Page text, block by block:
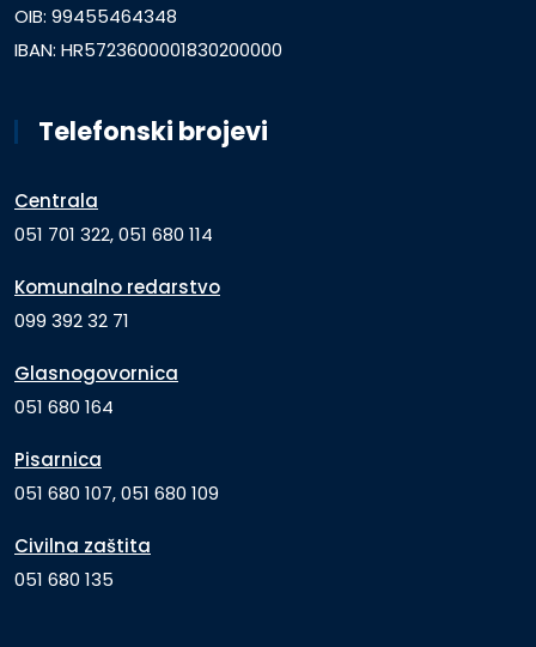
OIB: 99455464348
IBAN: HR5723600001830200000
Telefonski brojevi
Centrala
051 701 322, 051 680 114
Komunalno redarstvo
099 392 32 71
Glasnogovornica
051 680 164
Pisarnica
051 680 107, 051 680 109
Civilna zaštita
051 680 135